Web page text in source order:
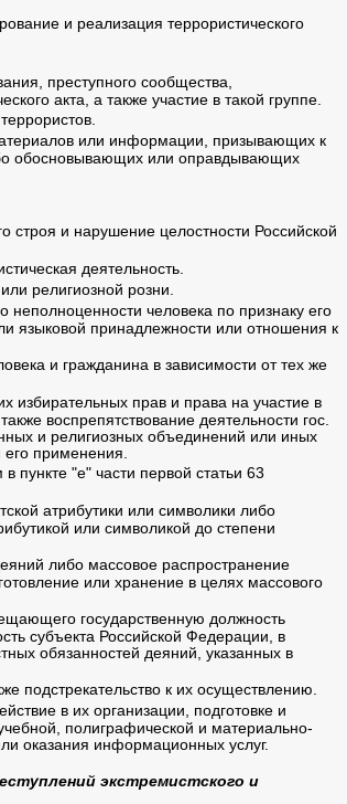
и реализация террористического
преступного сообщества,
акта, а также участие в такой группе.
или информации, призывающих к
обосновывающих или оправдывающих
строя и нарушение целостности Российской
деятельность.
религиозной розни.
неполноценности человека по признаку его
языковой принадлежности или отношения к
и гражданина в зависимости от тех же
избирательных прав и права на участие в
воспрепятствование деятельности гос.
и религиозных объединений или иных
применения.
пункте "е" части первой статьи 63
атрибутики или символики либо
или символикой до степени
либо массовое распространение
или хранение в целях массового
государственную должность
субъекта Российской Федерации, в
обязанностей деяний, указанных в
подстрекательство к их осуществлению.
в их организации, подготовке и
полиграфической и материально-
оказания информационных услуг.
экстремистского и